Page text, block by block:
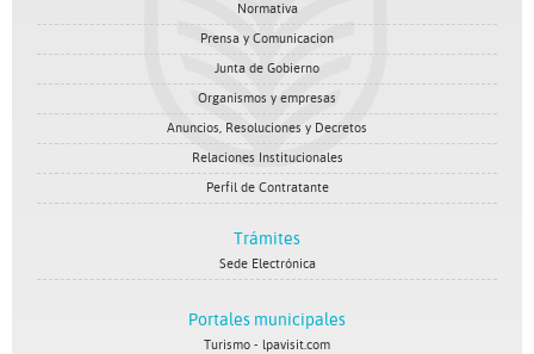
Normativa
Prensa y Comunicacion
Junta de Gobierno
Organismos y empresas
Anuncios, Resoluciones y Decretos
Relaciones Institucionales
Perfil de Contratante
Trámites
Sede Electrónica
Portales municipales
Turismo - lpavisit.com